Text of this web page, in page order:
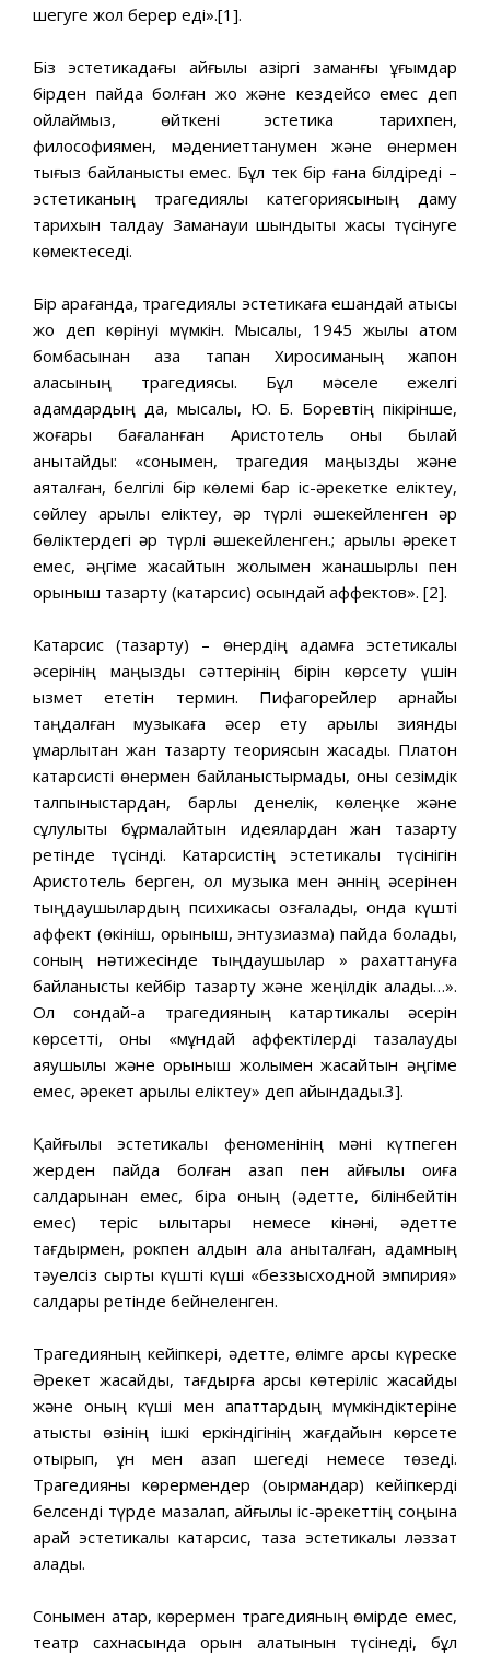
шегуге жол берер еді».[1].
Біз эстетикадағы қайғылы қазіргі заманғы ұғымдар
бірден пайда болған жоқ және кездейсоқ емес деп
ойлаймыз, өйткені эстетика тарихпен,
философиямен, мәдениеттанумен және өнермен
тығыз байланысты емес. Бұл тек бір ғана білдіреді –
эстетиканың трагедиялық категориясының даму
тарихын талдау Заманауи шындықты жақсы түсінуге
көмектеседі.
Бір қарағанда, трагедиялық эстетикаға ешқандай қатысы
жоқ деп көрінуі мүмкін. Мысалы, 1945 жылы атом
бомбасынан қаза тапқан Хиросиманың жапон
қаласының трагедиясы. Бұл мәселе ежелгі
адамдардың да, мысалы, Ю. Б. Боревтің пікірінше,
жоғары бағаланған Аристотель оны былай
анықтайды: «сонымен, трагедия маңызды және
аяқталған, белгілі бір көлемі бар іс-әрекетке еліктеу,
сөйлеу арқылы еліктеу, әр түрлі әшекейленген әр
бөліктердегі әр түрлі әшекейленген.; арқылы әрекет
емес, әңгіме жасайтын жолымен жанашырлық пен
қорқыныш тазарту (катарсис) осындай аффектов». [2].
Катарсис (тазарту) – өнердің адамға эстетикалық
әсерінің маңызды сәттерінің бірін көрсету үшін
қызмет ететін термин. Пифагорейлер арнайы
таңдалған музыкаға әсер ету арқылы зиянды
құмарлықтан жан тазарту теориясын жасады. Платон
катарсисті өнермен байланыстырмады, оны сезімдік
талпыныстардан, барлық денелік, көлеңке және
сұлулықты бұрмалайтын идеялардан жан тазарту
ретінде түсінді. Катарсистің эстетикалық түсінігін
Аристотель берген, ол музыка мен әннің әсерінен
тыңдаушылардың психикасы қозғалады, онда күшті
аффект (өкініш, қорқыныш, энтузиазма) пайда болады,
соның нәтижесінде тыңдаушылар » рахаттануға
байланысты кейбір тазарту және жеңілдік алады…».
Ол сондай-ақ трагедияның катартикалық әсерін
көрсетті, оны «мұндай аффектілерді тазалауды
аяушылық және қорқыныш жолымен жасайтын әңгіме
емес, әрекет арқылы еліктеу» деп айқындады.3].
Қайғылы эстетикалық феноменінің мәні күтпеген
жерден пайда болған азап пен қайғылы оқиға
салдарынан емес, бірақ оның (әдетте, білінбейтін
емес) теріс қылықтары немесе кінәні, әдетте
тағдырмен, рокпен алдын ала анықталған, адамның
тәуелсіз сыртқы күшті күші «беззысходной эмпирия»
салдары ретінде бейнеленген.
Трагедияның кейіпкері, әдетте, өлімге қарсы күреске
Әрекет жасайды, тағдырға қарсы көтеріліс жасайды
және оның күші мен апаттардың мүмкіндіктеріне
қатысты өзінің ішкі еркіндігінің жағдайын көрсете
отырып, ұн мен азап шегеді немесе төзеді.
Трагедияны көрермендер (оқырмандар) кейіпкерді
белсенді түрде мазалап, қайғылы іс-әрекеттің соңына
қарай эстетикалық катарсис, таза эстетикалық ләззат
алады.
Сонымен қатар, көрермен трагедияның өмірде емес,
театр сахнасында орын алатынын түсінеді, бұл